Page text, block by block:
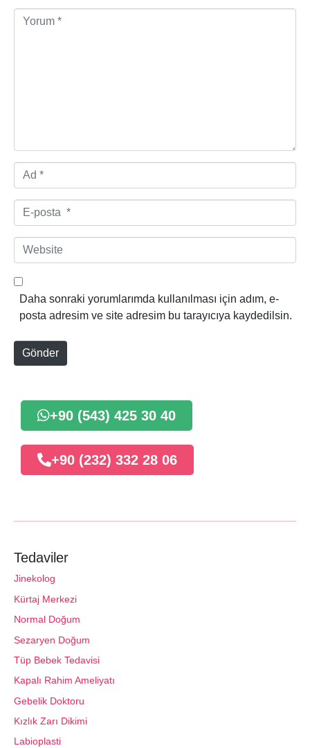
d
*
-
p
t
W
e
b
e
Daha sonraki yorumlarımda kullanılması için adım, e-
posta adresim ve site adresim bu tarayıcıya kaydedilsin.
Gönder
+90 (543) 425 30 40
+90 (232) 332 28 06
Tedaviler
Jinekolog
Kürtaj Merkezi
Normal Doğum
Sezaryen Doğum
Tüp Bebek Tedavisi
Kapalı Rahim Ameliyatı
Gebelik Doktoru
Kızlık Zarı Dikimi
Labioplasti